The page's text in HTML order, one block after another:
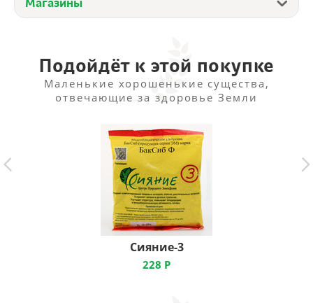
Подойдёт к этой покупке
Маленькие хорошенькие существа,
отвечающие за здоровье Земли
Сияние-3
228 Р